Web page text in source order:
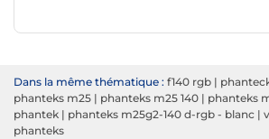
Dans la même thématique : f140 rgb |
phanteks m25 | phanteks m25 140 | phanteks
phantek | phanteks m25g2-140 d-rgb - blanc |
phanteks